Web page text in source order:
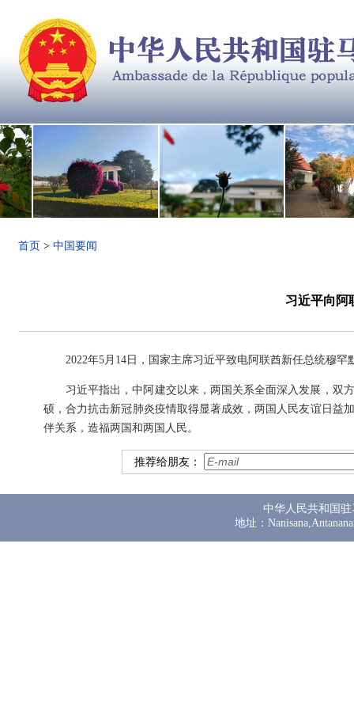
首页 > 中国要闻
习近平向阿
2022年5月14日，国家主席习近平致电阿联酋新任总统穆
习近平指出，中阿建交以来，两国关系全面深入发展，双
硕，合力抗击新冠肺炎疫情取得显著成效，两国人民友谊日益
伴关系，造福两国和两国人民。
推荐给朋友：
中华人民共和国
地址：